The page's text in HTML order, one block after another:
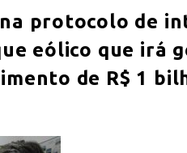
protocolo de
eólico que irá
de R$ 1